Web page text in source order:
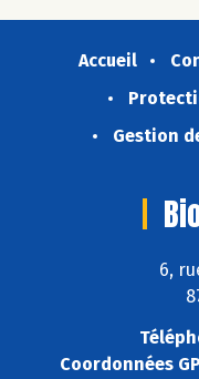
Accueil
Gestion
6,
Coordonnées